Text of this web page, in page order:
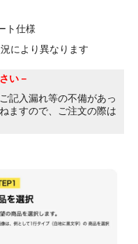
ト仕様
により異なります
い－
記入漏れ等の不備があっ
ますので、ご注文の際は